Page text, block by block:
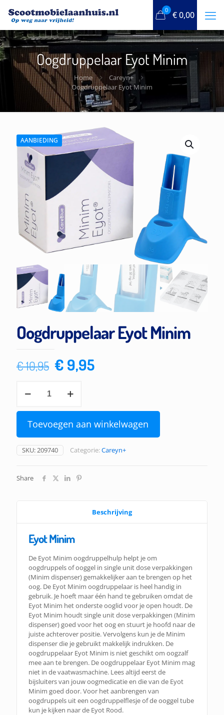
0 €0,00
Oogdruppelaar Eyot Minim
Home
Careyn+
Oogdruppelaar Eyot Minim
AANBIEDING
Oogdruppelaar Eyot Minim
€10,95 Oorspronkelijke
was:
€ 10,95.
€ 9,95Huidige
€ 9,95.
Eyot
aantal
Toevoegen aan winkelwagen
SKU:209740 Categorie:Careyn+
Share
Beschrijving
Eyot Minim
De Eyot Minim oogdruppelhulp helpt je om
oogdruppels of ooggel in single unit dose verpakkingen
(Minim dispenser) gemakkelijker aan te brengen op het
oog. De Eyot Minim oogdruppelaar is heel handig in
gebruik. Je hoeft maar één hand te gebruiken omdat de
Eyot Minim het onderste ooglid voor je open houdt. De
Eyot Minim houdt single unit dose verpakkingen (Minim
dispenser) goed voor het oog en stuurt je hoofd naar de
juiste achterover positie. Vervolgens kun je de Minim
dispenser die je gebruikt makkelijk indrukken. De
oogdruppelaar Eyot Minim is niet geschikt om oogzalf
mee aan te brengen. De oogdruppelaar Eyot Minim mag
niet in de vaatwasmachine. Lees altijd eerst de
bijsluiters van jouw oogmedicatie en die van de Eyot
Minim goed door. Voor het aanbrengen van
oogdruppels uit een oogdruppelflesje of de ooggel tube
kun je kijken naar de Eyot Rood.